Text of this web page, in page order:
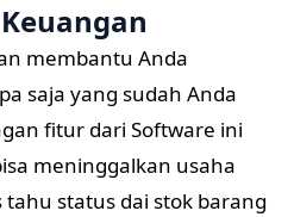
membantu Anda
saja yang sudah Anda
fitur dari Software ini
meninggalkan usaha
status dai stok barang